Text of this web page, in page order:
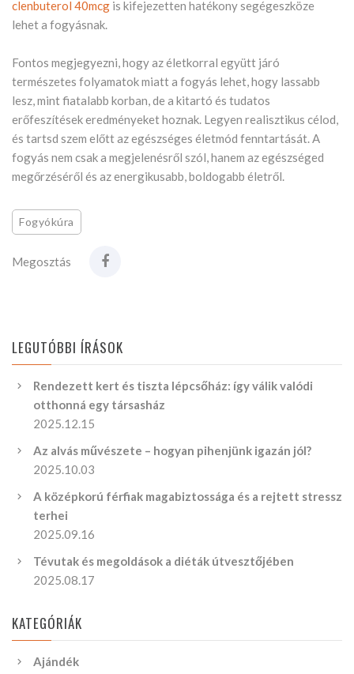
clenbuterol 40mcg is kifejezetten hatékony segégeszköze
lehet a fogyásnak.
Fontos megjegyezni, hogy az életkorral együtt járó
természetes folyamatok miatt a fogyás lehet, hogy lassabb
lesz, mint fiatalabb korban, de a kitartó és tudatos
erőfeszítések eredményeket hoznak. Legyen realisztikus célod,
és tartsd szem előtt az egészséges életmód fenntartását. A
fogyás nem csak a megjelenésről szól, hanem az egészséged
megőrzéséről és az energikusabb, boldogabb életről.
Fogyókúra
Megosztás
LEGUTÓBBI ÍRÁSOK
Rendezett kert és tiszta lépcsőház: így válik valódi
otthonná egy társasház
2025.12.15
Az alvás művészete – hogyan pihenjünk igazán jól?
2025.10.03
A középkorú férfiak magabiztossága és a rejtett stressz
terhei
2025.09.16
Tévutak és megoldások a diéták útvesztőjében
2025.08.17
KATEGÓRIÁK
Ajándék